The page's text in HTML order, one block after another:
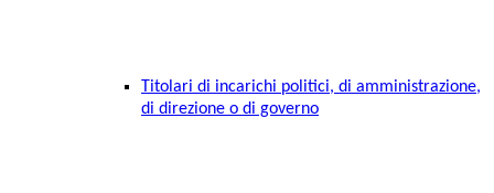
Titolari di incarichi politici, di amministrazione,
di direzione o di governo